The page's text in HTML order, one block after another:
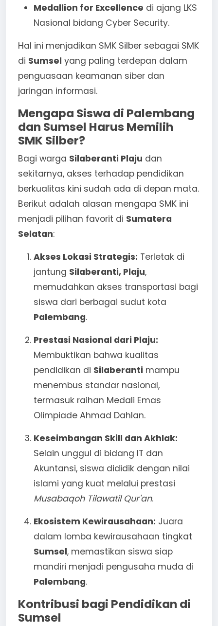
Medallion for Excellence di ajang LKS
Nasional bidang Cyber Security.
Hal ini menjadikan SMK Silber sebagai SMK
di Sumsel yang paling terdepan dalam
penguasaan keamanan siber dan
jaringan informasi.
Mengapa Siswa di Palembang
dan Sumsel Harus Memilih
SMK Silber?
Bagi warga Silaberanti Plaju dan
sekitarnya, akses terhadap pendidikan
berkualitas kini sudah ada di depan mata.
Berikut adalah alasan mengapa SMK ini
menjadi pilihan favorit di Sumatera
Selatan:
Akses Lokasi Strategis: Terletak di
jantung Silaberanti, Plaju,
memudahkan akses transportasi bagi
siswa dari berbagai sudut kota
Palembang.
Prestasi Nasional dari Plaju:
Membuktikan bahwa kualitas
pendidikan di Silaberanti mampu
menembus standar nasional,
termasuk raihan Medali Emas
Olimpiade Ahmad Dahlan.
Keseimbangan Skill dan Akhlak:
Selain unggul di bidang IT dan
Akuntansi, siswa dididik dengan nilai
islami yang kuat melalui prestasi
Musabaqoh Tilawatil Qur'an.
Ekosistem Kewirausahaan: Juara
dalam lomba kewirausahaan tingkat
Sumsel, memastikan siswa siap
mandiri menjadi pengusaha muda di
Palembang.
Kontribusi bagi Pendidikan di
Sumsel